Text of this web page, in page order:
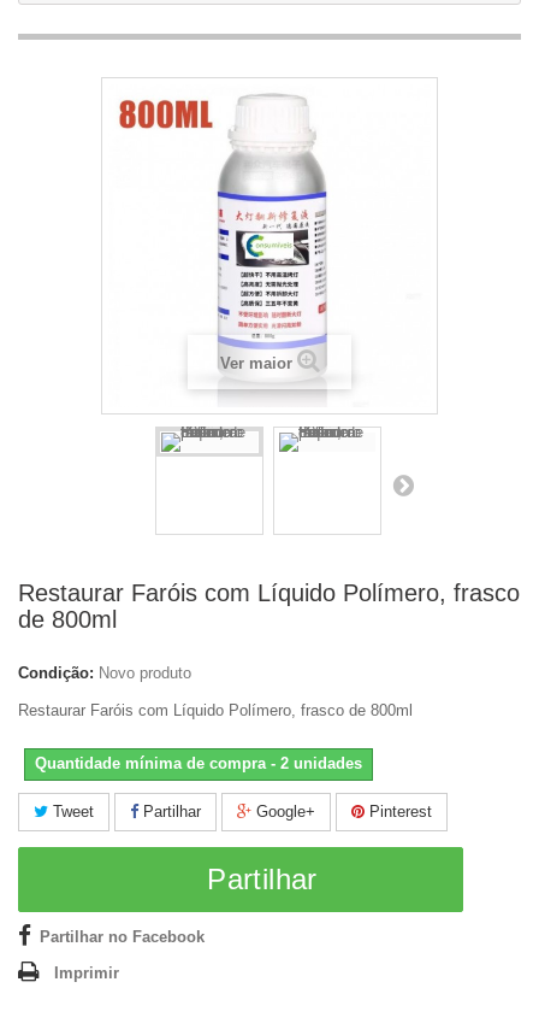
Ver maior
Restaurar Faróis com Líquido Polímero, frasco
de 800ml
Condição: Novo produto
Restaurar Faróis com Líquido Polímero, frasco de 800ml
Quantidade mínima de compra - 2 unidades
Tweet Partilhar Google+ Pinterest
Partilhar
Partilhar no Facebook
Imprimir